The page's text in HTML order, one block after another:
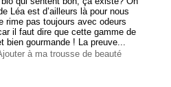
Léa est d’ailleurs là pour nous
rime pas toujours avec odeurs
il faut dire que cette gamme de
bien gourmande ! La preuve...
à ma trousse de beauté